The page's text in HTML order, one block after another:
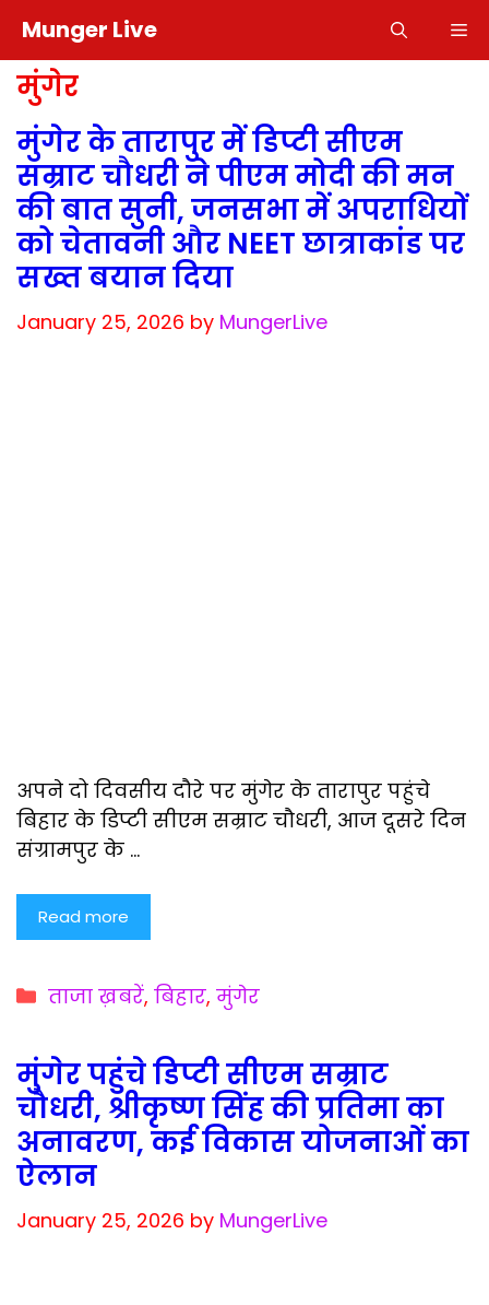
content
Munger Live
मुंगेर
मुंगेर के तारापुर में डिप्टी सीएम
सम्राट चौधरी ने पीएम मोदी की मन
की बात सुनी, जनसभा में अपराधियों
को चेतावनी और NEET छात्राकांड पर
सख्त बयान दिया
January 25, 2026 by MungerLive
अपने दो दिवसीय दौरे पर मुंगेर के तारापुर पहुंचे
बिहार के डिप्टी सीएम सम्राट चौधरी, आज दूसरे दिन
संग्रामपुर के …
Read more
Categories
ताजा ख़बरें, बिहार, मुंगेर
मुंगेर पहुंचे डिप्टी सीएम सम्राट
चौधरी, श्रीकृष्ण सिंह की प्रतिमा का
अनावरण, कई विकास योजनाओं का
ऐलान
January 25, 2026 by MungerLive